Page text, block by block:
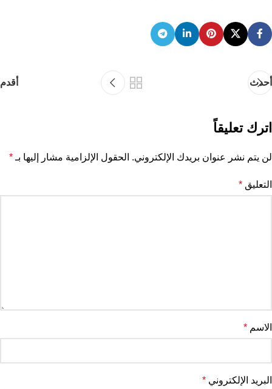
أحدث أقدم
اترك تعليقاً
لن يتم نشر عنوان بريدك الإلكتروني. الحقول الإلزامية مشار إليها بـ *
التعليق *
الاسم *
البريد الإلكتروني *